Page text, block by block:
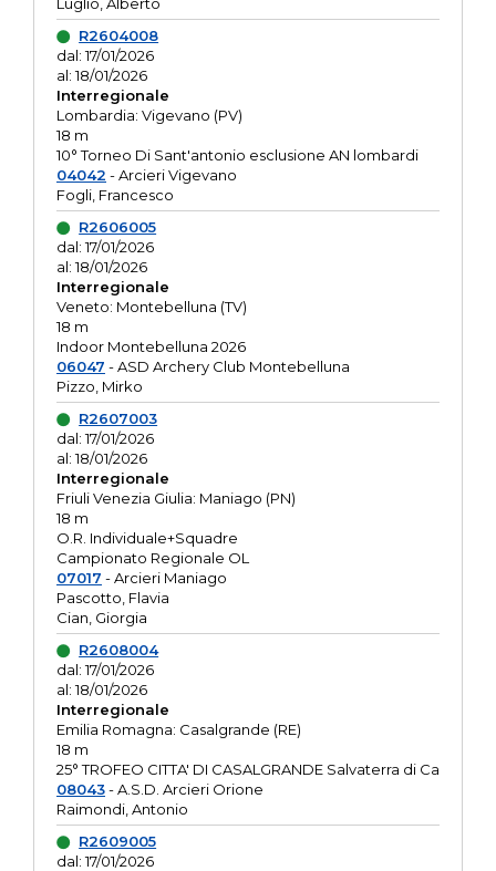
R2604008
dal: 17/01/2026
al: 18/01/2026
Interregionale
Lombardia: Vigevano (PV)
18 m
10° Torneo Di Sant'antonio esclusione AN lombardi
04042 - Arcieri Vigevano
Fogli, Francesco
R2606005
dal: 17/01/2026
al: 18/01/2026
Interregionale
Veneto: Montebelluna (TV)
18 m
Indoor Montebelluna 2026
06047 - ASD Archery Club Montebelluna
Pizzo, Mirko
R2607003
dal: 17/01/2026
al: 18/01/2026
Interregionale
Friuli Venezia Giulia: Maniago (PN)
18 m
O.R. Individuale+Squadre
Campionato Regionale OL
07017 - Arcieri Maniago
Pascotto, Flavia
Cian, Giorgia
R2608004
dal: 17/01/2026
al: 18/01/2026
Interregionale
Emilia Romagna: Casalgrande (RE)
18 m
25° TROFEO CITTA' DI CASALGRANDE Salvaterra di Ca
08043- A.S.D. Arcieri Orione
Raimondi, Antonio
R2609005
dal: 17/01/2026